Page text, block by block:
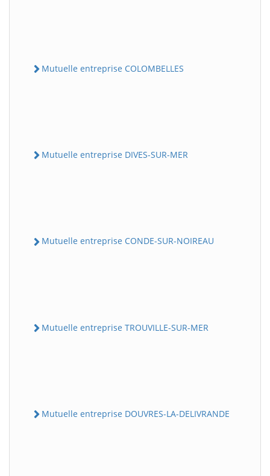
Mutuelle entreprise COLOMBELLES
Mutuelle entreprise DIVES-SUR-MER
Mutuelle entreprise CONDE-SUR-NOIREAU
Mutuelle entreprise TROUVILLE-SUR-MER
Mutuelle entreprise DOUVRES-LA-DELIVRANDE